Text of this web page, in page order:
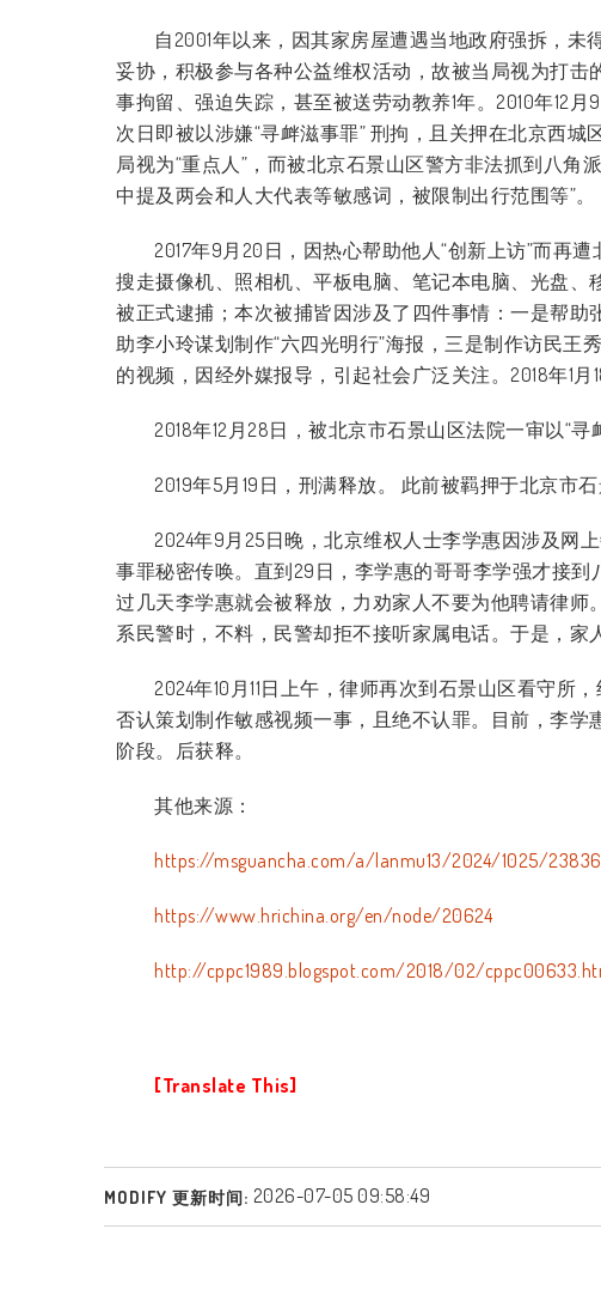
自2001年以来，因其家房屋遭遇当地政府强拆，
妥协，积极参与各种公益维权活动，故被当局视为打
事拘留、强迫失踪，甚至被送劳动教养1年。2010年12
次日即被以涉嫌“寻衅滋事罪” 刑拘，且关押在北京西
局视为“重点人”，而被北京石景山区警方非法抓到八角
中提及两会和人大代表等敏感词，被限制出行范围等”。
2017年9月20日，因热心帮助他人“创新上访”而再
搜走摄像机、照相机、平板电脑、笔记本电脑、光盘、
被正式逮捕；本次被捕皆因涉及了四件事情：一是帮助
助李小玲谋划制作“六四光明行”海报，三是制作访民王
的视频，因经外媒报导，引起社会广泛关注。2018年1
2018年12月28日，被北京市石景山区法院一审以“寻
2019年5月19日，刑满释放。 此前被羁押于北京市石
2024年9月25日晚，北京维权人士李学惠因涉及网
事罪秘密传唤。直到29日，李学惠的哥哥李学强才接
过几天李学惠就会被释放，力劝家人不要为他聘请律
系民警时，不料，民警却拒不接听家属电话。于是，家
2024年10月11日上午，律师再次到石景山区看守
否认策划制作敏感视频一事，且绝不认罪。目前，李
阶段。后获释。
其他来源：
https://msguancha.com/a/lanmu13/2024/1025/
https://www.hrichina.org/en/node/20624
http://cppc1989.blogspot.com/2018/02/
[Translate This]
MODIFY 更新时间: 2026-07-05 09:58:49